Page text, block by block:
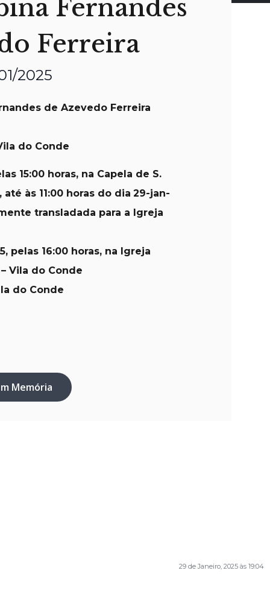
Fernandes
Ferreira
2025
de Azevedo Ferreira
do Conde
15:00 horas, na Capela de S.
às 11:00 horas do dia 29-jan-
transladada para a Igreja
pelas 16:00 horas, na Igreja
Vila do Conde
do Conde
Memória
29 de Janeiro, 2025 às 19:04